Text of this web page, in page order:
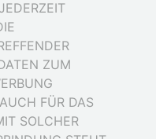
ZUM
FÜR DAS
SOLCHER